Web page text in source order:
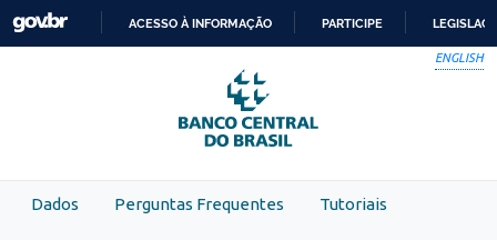
Skip to main content
PARA
O
CONTEÚDO
ACESSO À INFORMAÇÃO PARTICIPE
ENGLISH
Dados Perguntas Frequentes Tutoriais